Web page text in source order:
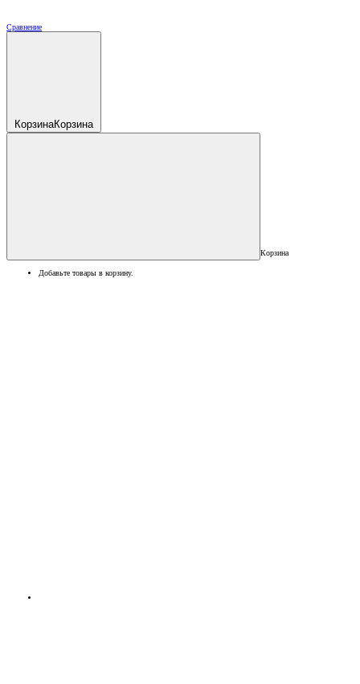
Сравнение
КорзинаКорзина
Корзина
Добавьте товары в корзину.